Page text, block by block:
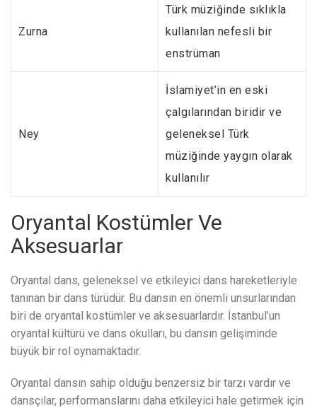
Zurna
Türk müziğinde sıklıkla
kullanılan nefesli bir
enstrüman
Ney
İslamiyet’in en eski
çalgılarından biridir ve
geleneksel Türk
müziğinde yaygın olarak
kullanılır
Oryantal Kostümler Ve
Aksesuarlar
Oryantal dans, geleneksel ve etkileyici dans hareketleriyle
tanınan bir dans türüdür. Bu dansın en önemli unsurlarından
biri de oryantal kostümler ve aksesuarlardır. İstanbul’un
oryantal kültürü ve dans okulları, bu dansın gelişiminde
büyük bir rol oynamaktadır.
Oryantal dansın sahip olduğu benzersiz bir tarzı vardır ve
dansçılar, performanslarını daha etkileyici hale getirmek için